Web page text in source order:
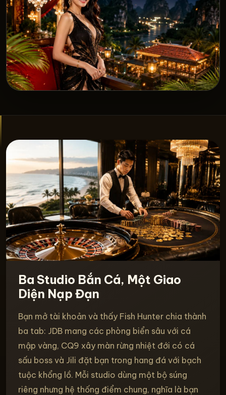
Ba Studio Bắn Cá, Một Giao
Diện Nạp Đạn
Bạn mở tài khoản và thấy Fish Hunter chia thành
ba tab: JDB mang các phòng biển sâu với cá
mập vàng, CQ9 xây màn rừng nhiệt đới có cá
sấu boss và Jili đặt bạn trong hang đá với bạch
tuộc khổng lồ. Mỗi studio dùng một bộ súng
riêng nhưng hệ thống điểm chung, nghĩa là bạn